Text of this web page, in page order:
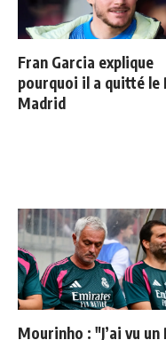
Fran Garcia explique
pourquoi il a quitté le
Madrid
Mourinho : "J’ai vu un